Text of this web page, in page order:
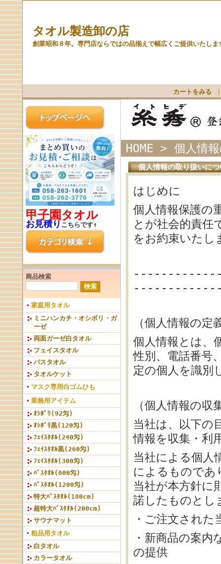
タオル製造卸の店
創業昭和８年。専門店ならではの品揃えで幅広くご提供いたしま
カートをみる
甲子園タオル
お見積りこちらです↑
商品検索
家庭用タオル
ミニハンカチ・オシボリ・ガ
ーゼ
両面ガーゼ白タオル
フェイスタオル
バスタオル
タオルケット
マスク専用白ゴムひも
業務用アイテム
ｵｼﾎﾞﾘ(92匁)
ｵｼﾎﾞﾘ黒(120匁)
ﾌｪｲｽﾀｵﾙ(240匁)
ﾌｪｲｽﾀｵﾙ黒(260匁)
ﾌｪｲｽﾀｵﾙ(300匁)
ﾊﾞｽﾀｵﾙ(800匁)
ﾊﾞｽﾀｵﾙ(1200匁)
特大ﾊﾞｽﾀｵﾙ(180cm)
超特大ﾊﾞｽﾀｵﾙ(200cm)
サウナマット
粗品用タオル
白タオル
カラータオル
HOME > 個人情
個人情報の取り扱いにつ
はじめに
個人情報保護の
とが社会的責任
をお約束いたし
（個人情報の定
個人情報とは、
性別、電話番号
定の個人を識別
（個人情報の収
当社は、以下の
情報を収集・利
当社による個人
によるものであ
当社が本方針に
諾したものとし
・ご注文され
・新商品の案
の提供